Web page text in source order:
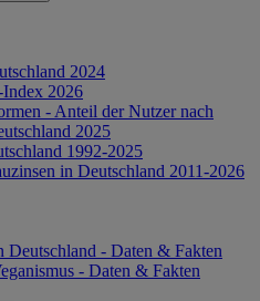
2024
2026
- Anteil der Nutzer nach
2025
1992-2025
in Deutschland 2011-2026
Deutschland - Daten & Fakten
- Daten & Fakten